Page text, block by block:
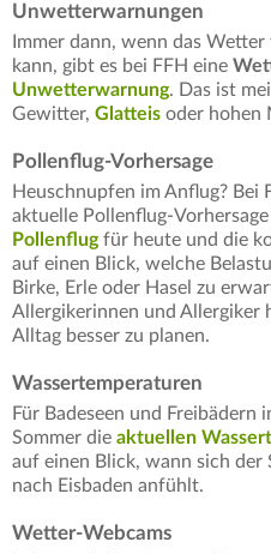
Unwetterwarnungen
Immer dann, wenn das
kann, gibt es bei FFH eine
Unwetterwarnung. Das ist
Gewitter, Glatteis oder hohen
Pollenflug-Vorhersage
Heuschnupfen im Anflug? Bei
aktuelle Pollenflug-
Pollenflugfür heute und die
auf einen Blick, welche
Birke, Erle oder Hasel zu
Allergikerinnen und Allergiker
Alltag besser zu planen.
Wassertemperaturen
Für Badeseen und Freibädern
Sommer die aktuellen
auf einen Blick, wann sich der
nach Eisbaden anfühlt.
Wetter-Webcams